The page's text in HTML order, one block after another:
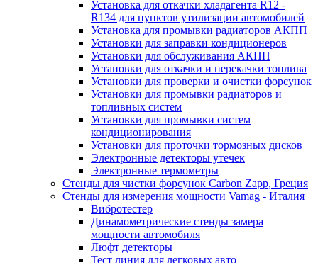
Установка для откачки хладагента R12 -
R134 для пунктов утилизации автомобилей
Установка для промывки радиаторов АКПП
Установки для заправки кондиционеров
Установки для обслуживания АКПП
Установки для откачки и перекачки топлива
Установки для проверки и очистки форсунок
Установки для промывки радиаторов и
топливных систем
Установки для промывки систем
кондиционирования
Установки для проточки тормозных дисков
Электронные детекторы утечек
Электронные термометры
Стенды для чистки форсунок Carbon Zapp, Греция
Стенды для измерения мощности Vamag - Италия
Вибротестер
Динамометрические стенды замера
мощности автомобиля
Люфт детекторы
Тест линия для легковых авто